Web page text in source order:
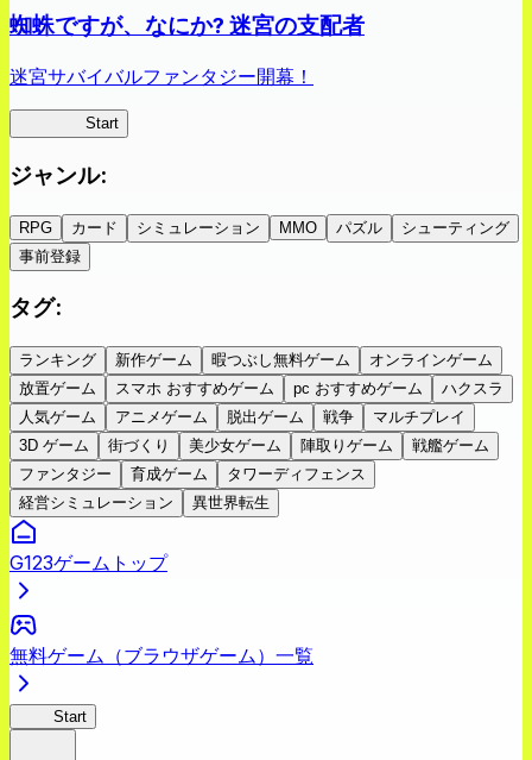
蜘蛛ですが、なにか? 迷宮の支配者
迷宮サバイバルファンタジー開幕！
Start
ジャンル:
RPG カード シミュレーション MMO パズル
シューティング
事前登録
タグ:
ランキング 新作ゲーム 暇つぶし無料ゲーム
オンラインゲーム
放置ゲーム
スマホ おすすめゲーム pc おすすめゲーム
ハクスラ
人気ゲーム
アニメゲーム 脱出ゲーム 戦争
マルチプレイ
3D ゲーム
街づくり 美少女ゲーム 陣取りゲーム
戦艦ゲーム
ファンタジー
育成ゲーム
タワーディフェンス
経営シミュレーション
異世界転生
G123ゲームトップ
無料ゲーム（ブラウザゲーム）一覧
Start